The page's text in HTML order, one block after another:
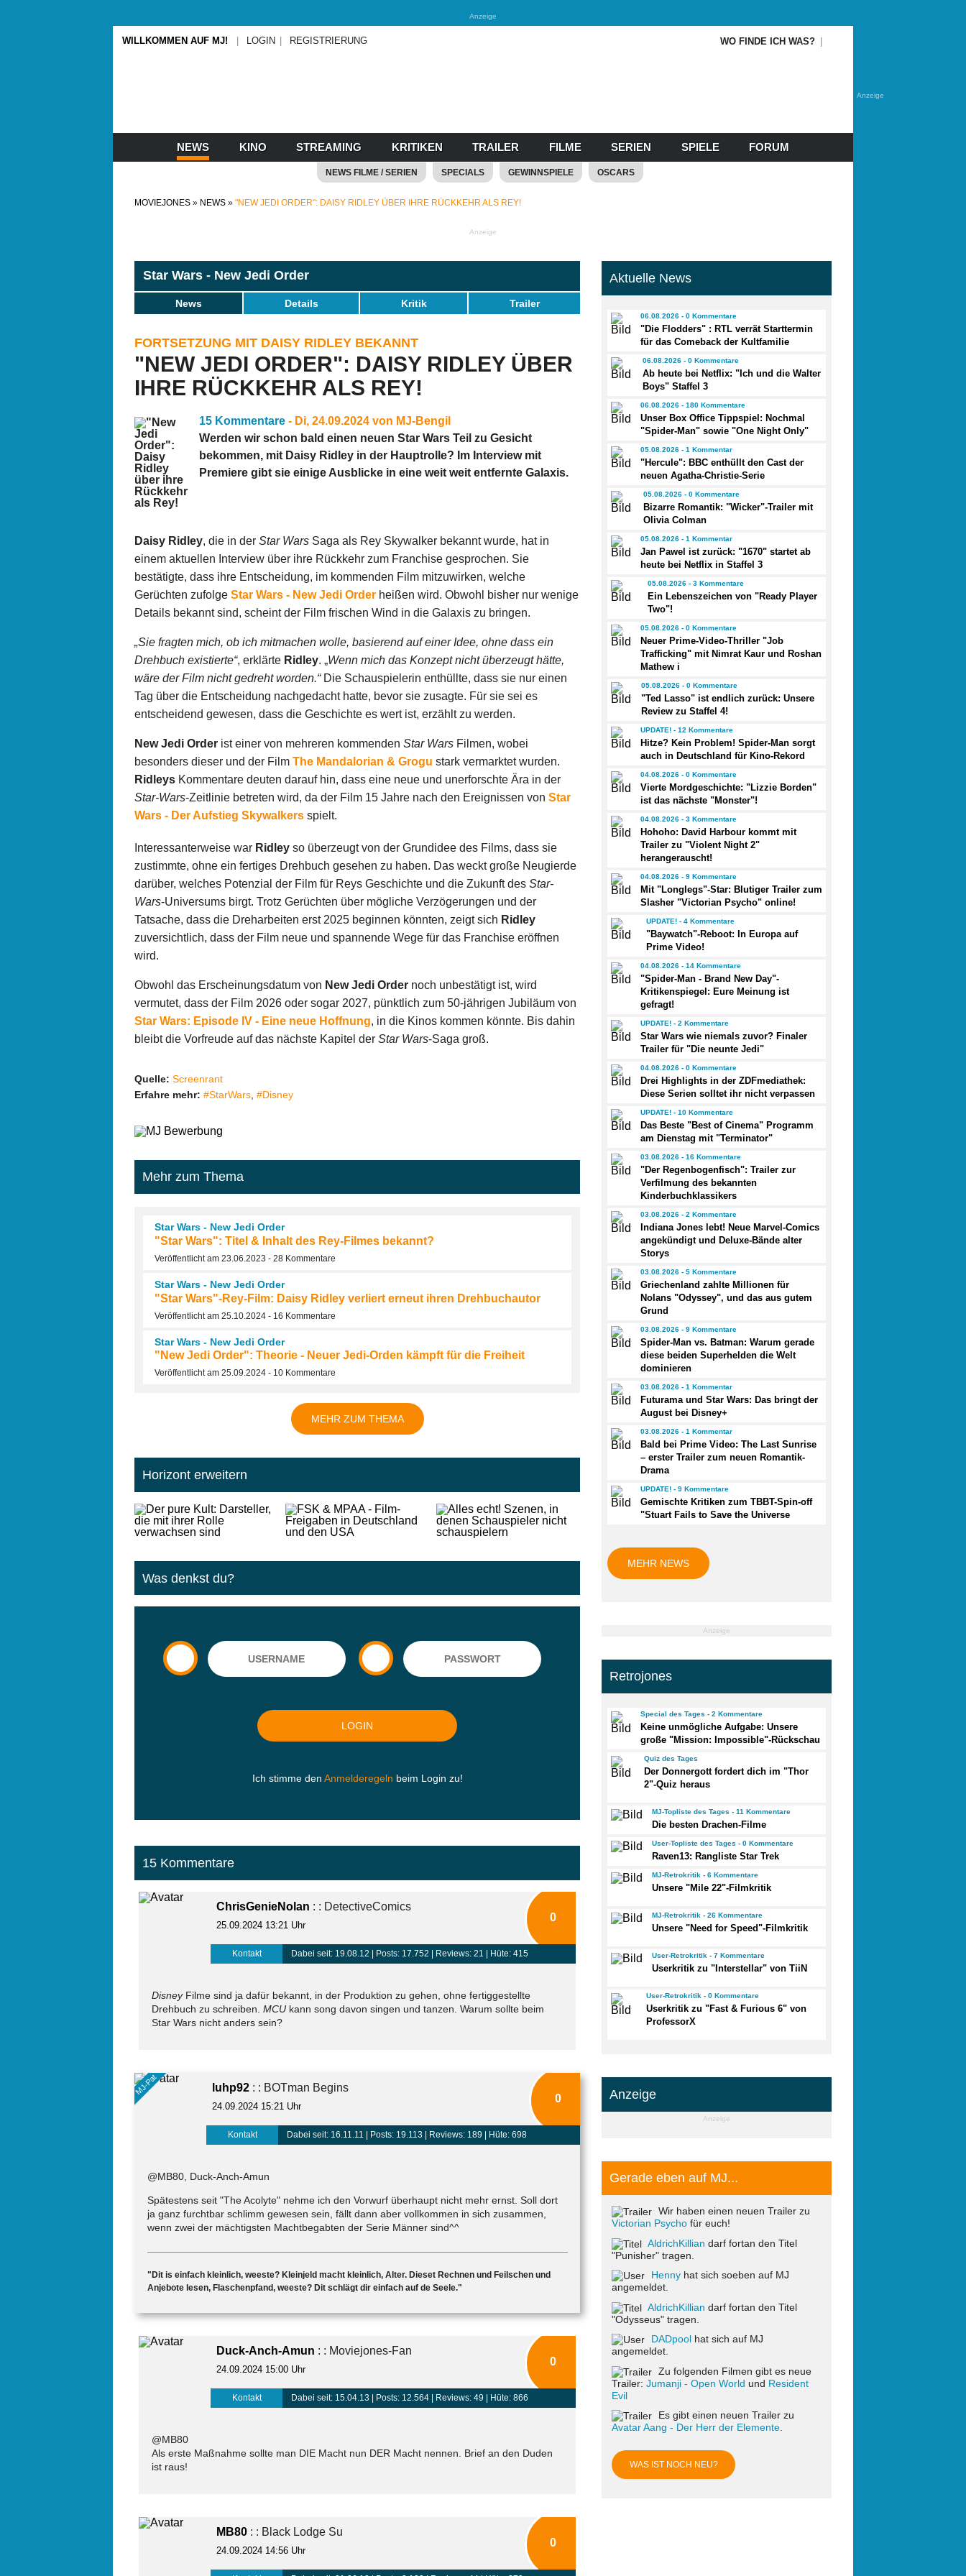
Anzeige
Anzeige
WILLKOMMEN AUF MJ! LOGIN REGISTRIERUNG WO FINDE ICH WAS?
NEWS KINO STREAMING KRITIKEN TRAILER FILME SERIEN SPIELE FORUM
NEWS FILME / SERIEN SPECIALS GEWINNSPIELE OSCARS
MOVIEJONES NEWS "NEW JEDI ORDER": DAISY RIDLEY ÜBER IHRE RÜCKKEHR ALS REY!
Anzeige
Star Wars - New Jedi Order
News Details Kritik Trailer
FORTSETZUNG MIT DAISY RIDLEY BEKANNT
"NEW JEDI ORDER": DAISY RIDLEY ÜBER
IHRE RÜCKKEHR ALS REY!
15 Kommentare - Di, 24.09.2024 von MJ-Bengil
Werden wir schon bald einen neuen Star Wars Teil zu Gesicht
bekommen, mit Daisy Ridley in der Hauptrolle? Im Interview mit
Premiere gibt sie einige Ausblicke in eine weit weit entfernte Galaxis.
Daisy Ridley, die in der Star Wars Saga als Rey Skywalker bekannt wurde, hat in
einem aktuellen Interview über ihre Rückkehr zum Franchise gesprochen. Sie
bestätigte, dass ihre Entscheidung, im kommenden Film mitzuwirken, welche
Gerüchten zufolge Star Wars - New Jedi Order heißen wird. Obwohl bisher nur wenige
Details bekannt sind, scheint der Film frischen Wind in die Galaxis zu bringen.
„Sie fragten mich, ob ich mitmachen wolle, basierend auf einer Idee, ohne dass ein
Drehbuch existierte“, erklärte Ridley. „Wenn mich das Konzept nicht überzeugt hätte,
wäre der Film nicht gedreht worden.“Die Schauspielerin enthüllte, dass sie nur einen
Tag über die Entscheidung nachgedacht hatte, bevor sie zusagte. Für sie sei es
entscheidend gewesen, dass die Geschichte es wert ist, erzählt zu werden.
New Jedi Order ist einer von mehreren kommenden Star Wars Filmen, wobei
besonders dieser und der Film The Mandalorian & Grogu stark vermarktet wurden.
Ridleys Kommentare deuten darauf hin, dass eine neue und unerforschte Ära in der
Star-Wars-Zeitlinie betreten wird, da der Film 15 Jahre nach den Ereignissen von Star
Wars - Der Aufstieg Skywalkers spielt.
Interessanterweise war Ridley so überzeugt von der Grundidee des Films, dass sie
zustimmte, ohne ein fertiges Drehbuch gesehen zu haben. Das weckt große Neugierde
darüber, welches Potenzial der Film für Reys Geschichte und die Zukunft des Star-
Wars-Universums birgt. Trotz Gerüchten über mögliche Verzögerungen und der
Tatsache, dass die Dreharbeiten erst 2025 beginnen könnten, zeigt sich Ridley
zuversichtlich, dass der Film neue und spannende Wege für das Franchise eröffnen
wird.
Obwohl das Erscheinungsdatum von New Jedi Order noch unbestätigt ist, wird
vermutet, dass der Film 2026 oder sogar 2027, pünktlich zum 50-jährigen Jubiläum von
Star Wars: Episode IV - Eine neue Hoffnung, in die Kinos kommen könnte. Bis dahin
bleibt die Vorfreude auf das nächste Kapitel der Star Wars-Saga groß.
Quelle: Screenrant
Erfahre mehr: #StarWars #Disney
Mehr zum Thema
Star Wars - New Jedi Order
"Star Wars": Titel & Inhalt des Rey-Filmes bekannt?
Veröffentlicht am 23.06.2023 - 28 Kommentare
Star Wars - New Jedi Order
"Star Wars"-Rey-Film: Daisy Ridley verliert erneut ihren Drehbuchautor
Veröffentlicht am 25.10.2024 - 16 Kommentare
Star Wars - New Jedi Order
"New Jedi Order": Theorie - Neuer Jedi-Orden kämpft für die Freiheit
Veröffentlicht am 25.09.2024 - 10 Kommentare
MEHR ZUM THEMA
Horizont erweitern
Was denkst du?
Ich stimme den Anmelderegeln beim Login zu!
15 Kommentare
ChrisGenieNolan : : DetectiveComics
25.09.2024 13:21 Uhr
0
Kontakt Dabei seit: 19.08.12 | Posts: 17.752 | Reviews: 21 | Hüte: 415
Disney Filme sind ja dafür bekannt, in der Produktion zu gehen, ohne fertiggestellte
Drehbuch zu schreiben. MCU kann song davon singen und tanzen. Warum sollte beim
Star Wars nicht anders sein?
MJ-Pat luhp92 : : BOTman Begins
24.09.2024 15:21 Uhr
0
Kontakt Dabei seit: 16.11.11 | Posts: 19.113 | Reviews: 189 | Hüte: 698
@MB80, Duck-Anch-Amun
Spätestens seit "The Acolyte" nehme ich den Vorwurf überhaupt nicht mehr ernst. Soll dort
ja ganz furchtbar schlimm gewesen sein, fällt dann aber vollkommen in sich zusammen,
wenn zwei der mächtigsten Machtbegabten der Serie Männer sind^^
"Dit is einfach kleinlich, weeste? Kleinjeld macht kleinlich, Alter. Dieset Rechnen und Feilschen und
Anjebote lesen, Flaschenpfand, weeste? Dit schlägt dir einfach auf de Seele."
Duck-Anch-Amun : : Moviejones-Fan
24.09.2024 15:00 Uhr
0
Kontakt Dabei seit: 15.04.13 | Posts: 12.564 | Reviews: 49 | Hüte: 866
@MB80
Als erste Maßnahme sollte man DIE Macht nun DER Macht nennen. Brief an den Duden
ist raus!
MB80 : : Black Lodge Su
24.09.2024 14:56 Uhr
0
Aktuelle News
06.08.2026 - 0 Kommentare
"Die Flodders" : RTL verrät Starttermin
für das Comeback der Kultfamilie
06.08.2026 - 0 Kommentare
Ab heute bei Netflix: "Ich und die Walter
Boys" Staffel 3
06.08.2026 - 180 Kommentare
Unser Box Office Tippspiel: Nochmal
"Spider-Man" sowie "One Night Only"
05.08.2026 - 1 Kommentar
"Hercule": BBC enthüllt den Cast der
neuen Agatha-Christie-Serie
05.08.2026 - 0 Kommentare
Bizarre Romantik: "Wicker"-Trailer mit
Olivia Colman
05.08.2026 - 1 Kommentar
Jan Pawel ist zurück: "1670" startet ab
heute bei Netflix in Staffel 3
05.08.2026 - 3 Kommentare
Ein Lebenszeichen von "Ready Player
Two"!
05.08.2026 - 0 Kommentare
Neuer Prime-Video-Thriller "Job
Trafficking" mit Nimrat Kaur und Roshan
Mathew i
05.08.2026 - 0 Kommentare
"Ted Lasso" ist endlich zurück: Unsere
Review zu Staffel 4!
UPDATE! - 12 Kommentare
Hitze? Kein Problem! Spider-Man sorgt
auch in Deutschland für Kino-Rekord
04.08.2026 - 0 Kommentare
Vierte Mordgeschichte: "Lizzie Borden"
ist das nächste "Monster"!
04.08.2026 - 3 Kommentare
Hohoho: David Harbour kommt mit
Trailer zu "Violent Night 2"
herangerauscht!
04.08.2026 - 9 Kommentare
Mit "Longlegs"-Star: Blutiger Trailer zum
Slasher "Victorian Psycho" online!
UPDATE! - 4 Kommentare
"Baywatch"-Reboot: In Europa auf
Prime Video!
04.08.2026 - 14 Kommentare
"Spider-Man - Brand New Day"-
Kritikenspiegel: Eure Meinung ist
gefragt!
UPDATE! - 2 Kommentare
Star Wars wie niemals zuvor? Finaler
Trailer für "Die neunte Jedi"
04.08.2026 - 0 Kommentare
Drei Highlights in der ZDFmediathek:
Diese Serien solltet ihr nicht verpassen
UPDATE! - 10 Kommentare
Das Beste "Best of Cinema" Programm
am Dienstag mit "Terminator"
03.08.2026 - 16 Kommentare
"Der Regenbogenfisch": Trailer zur
Verfilmung des bekannten
Kinderbuchklassikers
03.08.2026 - 2 Kommentare
Indiana Jones lebt! Neue Marvel-Comics
angekündigt und Deluxe-Bände alter
Storys
03.08.2026 - 5 Kommentare
Griechenland zahlte Millionen für
Nolans "Odyssey", und das aus gutem
Grund
03.08.2026 - 9 Kommentare
Spider-Man vs. Batman: Warum gerade
diese beiden Superhelden die Welt
dominieren
03.08.2026 - 1 Kommentar
Futurama und Star Wars: Das bringt der
August bei Disney+
03.08.2026 - 1 Kommentar
Bald bei Prime Video: The Last Sunrise
– erster Trailer zum neuen Romantik-
Drama
UPDATE! - 9 Kommentare
Gemischte Kritiken zum TBBT-Spin-off
"Stuart Fails to Save the Universe
MEHR NEWS
Anzeige
Retrojones
Special des Tages - 2 Kommentare
Keine unmögliche Aufgabe: Unsere
große "Mission: Impossible"-Rückschau
Quiz des Tages
Der Donnergott fordert dich im "Thor
2"-Quiz heraus
MJ-Topliste des Tages - 11 Kommentare
Die besten Drachen-Filme
User-Topliste des Tages - 0 Kommentare
Raven13: Rangliste Star Trek
MJ-Retrokritik - 6 Kommentare
Unsere "Mile 22"-Filmkritik
MJ-Retrokritik - 26 Kommentare
Unsere "Need for Speed"-Filmkritik
User-Retrokritik - 7 Kommentare
Userkritik zu "Interstellar" von TiiN
User-Retrokritik - 0 Kommentare
Userkritik zu "Fast & Furious 6" von
ProfessorX
Anzeige
Anzeige
Gerade eben auf MJ...
Wir haben einen neuen Trailer zu
Victorian Psycho für euch!
AldrichKillian darf fortan den Titel
"Punisher" tragen.
Henny hat sich soeben auf MJ
angemeldet.
AldrichKillian darf fortan den Titel
"Odysseus" tragen.
DADpool hat sich auf MJ
angemeldet.
Zu folgenden Filmen gibt es neue
Trailer: Jumanji - Open World und Resident
Evil
Es gibt einen neuen Trailer zu
Avatar Aang - Der Herr der Elemente
WAS IST NOCH NEU?